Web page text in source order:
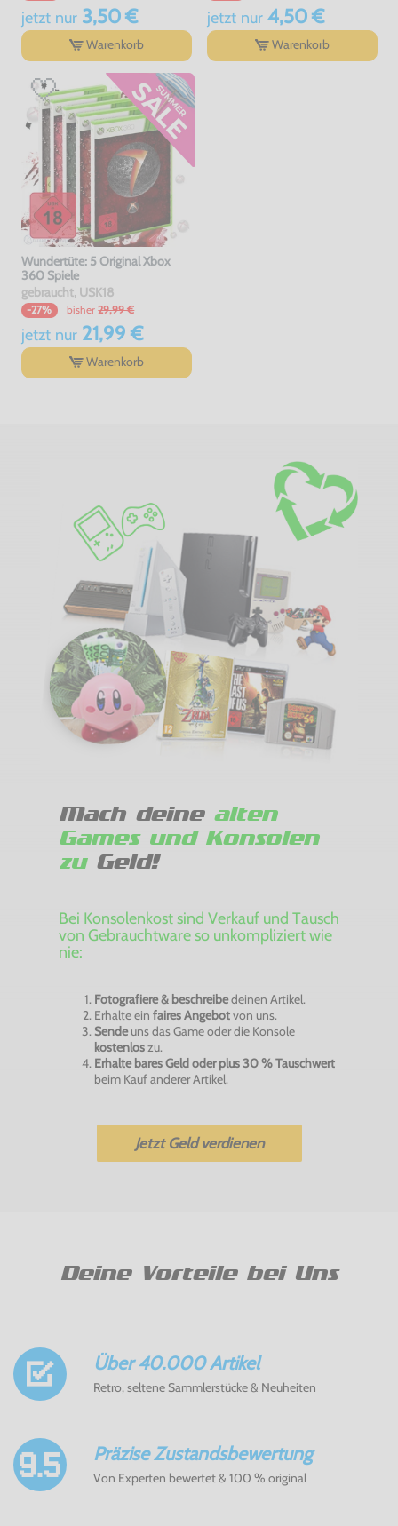
jetzt nur3,50 €
Warenkorb
jetzt nur4,50 €
Warenkorb
Wundertüte: 5 Original Xbox
360 Spiele
gebraucht, USK18
-27% bisher 29,99 €
jetzt nur21,99 €
Warenkorb
Mach deine alten
Games und Konsolen
zuGeld!
Bei Konsolenkost sind Verkauf und Tausch
von Gebrauchtware so unkompliziert wie
nie:
Fotografiere & beschreibedeinen Artikel.
Erhalte ein faires Angebotvon uns.
Sendeuns das Game oder die Konsole
kostenloszu.
Erhalte bares Geld oder plus 30 % Tauschwert
beim Kauf anderer Artikel.
Jetzt Geld verdienen
Deine Vorteile bei Uns
Über 40.000 Artikel
Retro, seltene Sammlerstücke & Neuheiten
Präzise Zustandsbewertung
Von Experten bewertet & 100 % original